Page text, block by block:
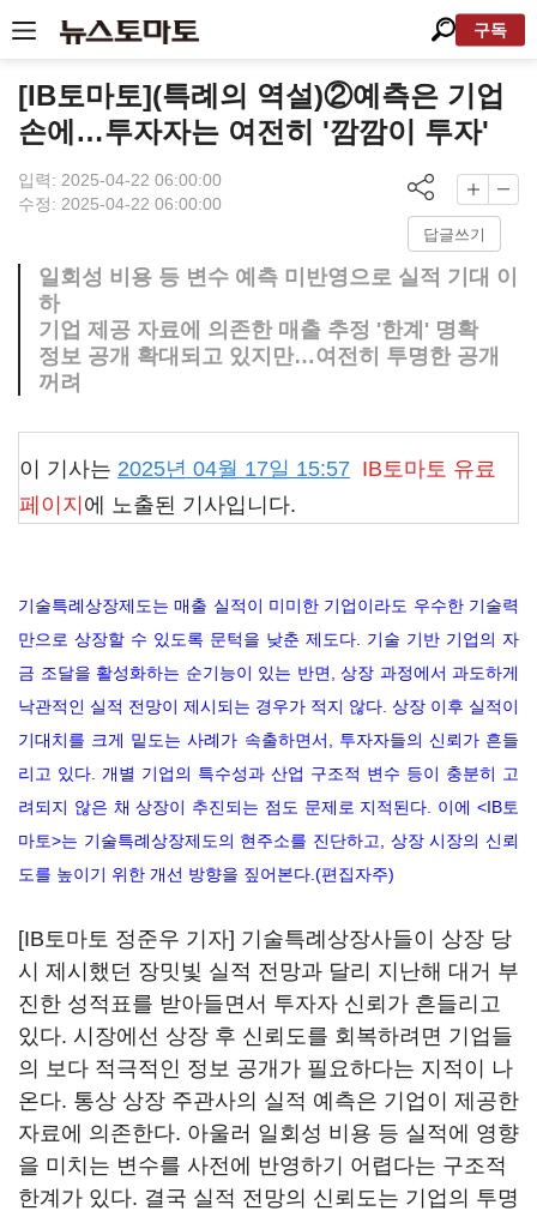
구독
[IB토마토](특례의 역설)②예측은 기업
손에…투자자는 여전히 '깜깜이 투자'
입력: 2025-04-22 06:00:00
수정: 2025-04-22 06:00:00
답글쓰기
일회성 비용 등 변수 예측 미반영으로 실적 기대 이
하
기업 제공 자료에 의존한 매출 추정 '한계' 명확
정보 공개 확대되고 있지만…여전히 투명한 공개
꺼려
이 기사는 2025년 04월 17일 15:57 IB토마토 유료
페이지 에 노출된 기사입니다.
기술특례상장제도는 매출 실적이 미미한 기업이라도 우수한 기술력
만으로 상장할 수 있도록 문턱을 낮춘 제도다. 기술 기반 기업의 자
금 조달을 활성화하는 순기능이 있는 반면, 상장 과정에서 과도하게
낙관적인 실적 전망이 제시되는 경우가 적지 않다. 상장 이후 실적이
기대치를 크게 밑도는 사례가 속출하면서, 투자자들의 신뢰가 흔들
리고 있다. 개별 기업의 특수성과 산업 구조적 변수 등이 충분히 고
려되지 않은 채 상장이 추진되는 점도 문제로 지적된다. 이에 <IB토
마토>는 기술특례상장제도의 현주소를 진단하고, 상장 시장의 신뢰
도를 높이기 위한 개선 방향을 짚어본다.(편집자주)
[IB토마토 정준우 기자] 기술특례상장사들이 상장 당
시 제시했던 장밋빛 실적 전망과 달리 지난해 대거 부
진한 성적표를 받아들면서 투자자 신뢰가 흔들리고
있다. 시장에선 상장 후 신뢰도를 회복하려면 기업들
의 보다 적극적인 정보 공개가 필요하다는 지적이 나
온다. 통상 상장 주관사의 실적 예측은 기업이 제공한
자료에 의존한다. 아울러 일회성 비용 등 실적에 영향
을 미치는 변수를 사전에 반영하기 어렵다는 구조적
한계가 있다. 결국 실적 전망의 신뢰도는 기업의 투명